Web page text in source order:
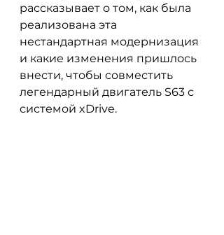
рассказывает о том, как была
реализована эта
нестандартная модернизация
и какие изменения пришлось
внести, чтобы совместить
легендарный двигатель S63 с
системой xDrive.